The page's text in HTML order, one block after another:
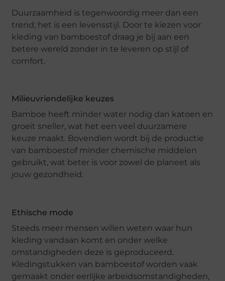
Duurzaamheid is tegenwoordig meer dan een
trend; het is een levensstijl. Door te kiezen voor
kleding van bamboestof draag je bij aan een
betere wereld zonder in te leveren op stijl of
comfort.
Milieuvriendelijke keuzes
Bamboe heeft minder water nodig dan katoen en
groeit sneller, wat het een veel duurzamere
keuze maakt. Bovendien wordt bij de productie
van bamboestof minder chemische middelen
gebruikt, wat beter is voor zowel de planeet als
jouw gezondheid.
Ethische mode
Steeds meer mensen willen weten waar hun
kleding vandaan komt en onder welke
omstandigheden deze is geproduceerd.
Kledingstukken van bamboestof worden vaak
gemaakt onder eerlijke arbeidsomstandigheden,